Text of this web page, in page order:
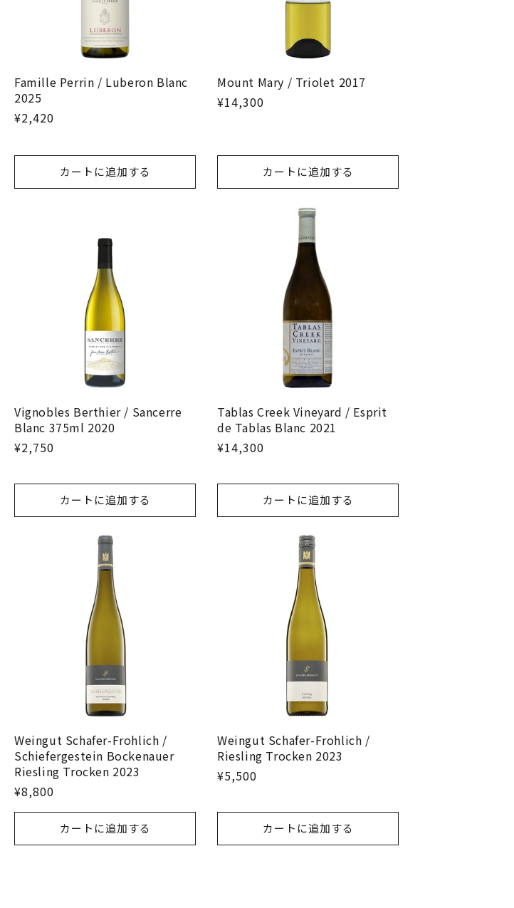
Famille Perrin / Luberon Blanc
2025
¥2,420
カートに追加する
Mount Mary / Triolet 2017
¥14,300
カートに追加する
Vignobles Berthier / Sancerre
Blanc 375ml 2020
¥2,750
カートに追加する
Tablas Creek Vineyard / Esprit
de Tablas Blanc 2021
¥14,300
カートに追加する
Weingut Schafer-Frohlich /
Schiefergestein Bockenauer
Riesling Trocken 2023
¥8,800
カートに追加する
Weingut Schafer-Frohlich /
Riesling Trocken 2023
¥5,500
カートに追加する